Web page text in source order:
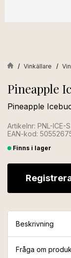
Vinkällare
Pineapple
Pineapple
Artikelnr: PNL-ICE-S
EAN-kod:
Finns i lager
Beskrivning
Fråga om